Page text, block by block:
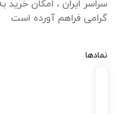
سراسر ایران ، امکان
گرامی فراهم آورده است
نمادها